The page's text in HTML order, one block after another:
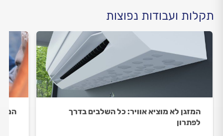
תקלות ועבודות נפוצות
המזגן לא מוציא אוויר: כל השלבים בדרך
לפתרון